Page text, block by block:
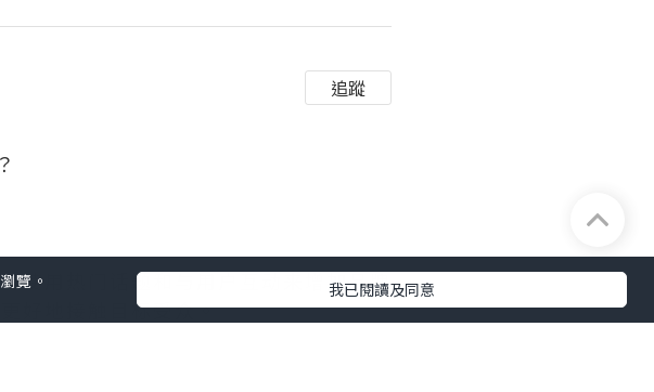
追蹤
使用热门话题和与用户互动来增加品牌
好地接触目标受众。
覽。 我已閱讀及同意